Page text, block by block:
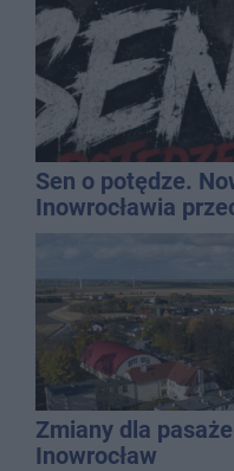
Sen o potędze.
Inowrocławia
Zmiany dla
Inowrocław